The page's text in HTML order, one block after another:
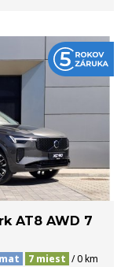
AT8 AWD 7
7 miest / 0 km